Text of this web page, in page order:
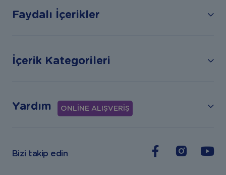
Faydalı İçerikler
İçerik Kategorileri
Yardım ONLİNE ALIŞVERİŞ
Bizi takip edin